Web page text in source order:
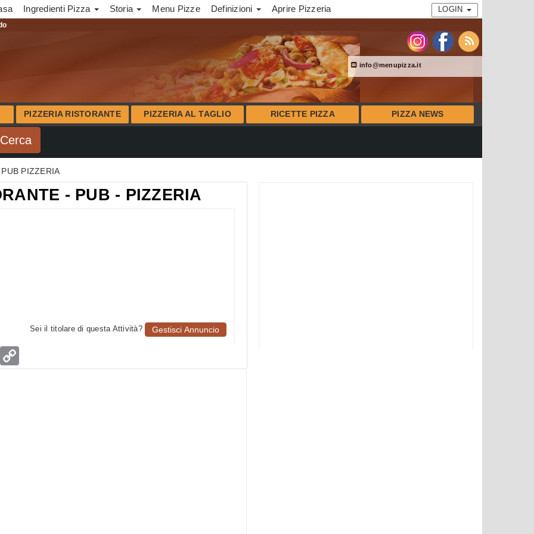
Ingredienti Pizza Storia Menu Pizze Definizioni Aprire Pizzeria LOGIN
info@menupizza.it
PIZZERIA RISTORANTE PIZZERIA AL TAGLIO RICETTE PIZZA PIZZA NEWS
PIZZERIA
- PUB - PIZZERIA
Sei il titolare di questa Attività? Gestisci Annuncio